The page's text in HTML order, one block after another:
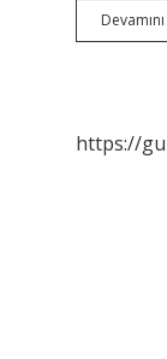
https://